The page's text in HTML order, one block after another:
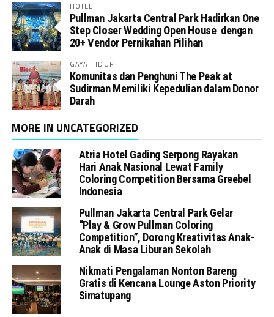
HOTEL
Pullman Jakarta Central Park Hadirkan One
Step Closer Wedding Open House dengan
20+ Vendor Pernikahan Pilihan
GAYA HIDUP
Komunitas dan Penghuni The Peak at
Sudirman Memiliki Kepedulian dalam Donor
Darah
MORE IN UNCATEGORIZED
Atria Hotel Gading Serpong Rayakan
Hari Anak Nasional Lewat Family
Coloring Competition Bersama Greebel
Indonesia
Pullman Jakarta Central Park Gelar
“Play & Grow Pullman Coloring
Competition”, Dorong Kreativitas Anak-
Anak di Masa Liburan Sekolah
Nikmati Pengalaman Nonton Bareng
Gratis di Kencana Lounge Aston Priority
Simatupang